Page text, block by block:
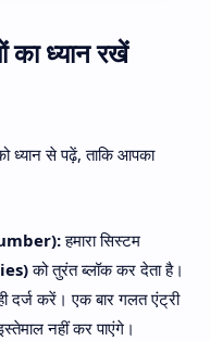
का ध्यान रखें
ध्यान से पढ़ें, ताकि आपका
हमारा सिस्टम
को तुरंत ब्लॉक कर देता है।
दर्ज करें। एक बार गलत एंट्री
नहीं कर पाएंगे।